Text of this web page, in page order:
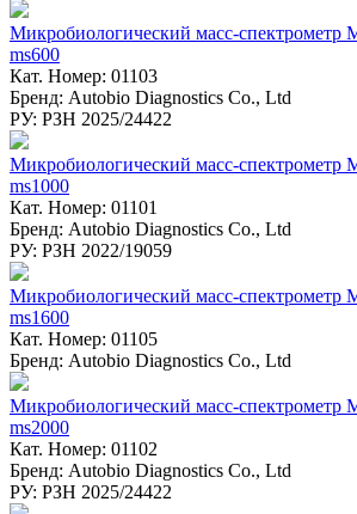
Микробиологический масс-
ms600
Кат. Номер: 01103
Бренд: Autobio Diagnostics Co., Ltd
РУ: РЗН 2025/24422
Микробиологический масс-
ms1000
Кат. Номер: 01101
Бренд: Autobio Diagnostics Co., Ltd
РУ: РЗН 2022/19059
Микробиологический масс-
ms1600
Кат. Номер: 01105
Бренд: Autobio Diagnostics Co., Ltd
Микробиологический масс-
ms2000
Кат. Номер: 01102
Бренд: Autobio Diagnostics Co., Ltd
РУ: РЗН 2025/24422